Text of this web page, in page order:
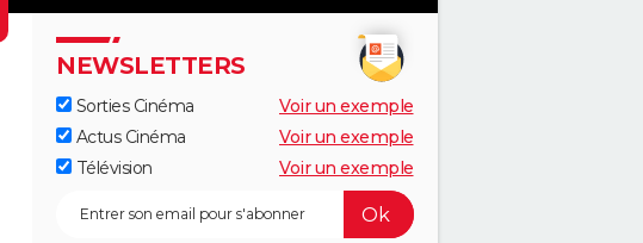
NEWSLETTERS
Sorties Cinéma
Voir un exemple
Actus Cinéma
Voir un exemple
Télévision
Voir un exemple